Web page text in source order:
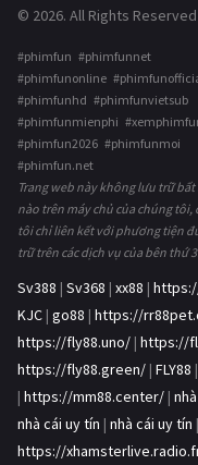
© 2026. All Rights Reserved
#phimfun #phimfunnet
#phimfunonline
#phimfunhd #phimfunvietsub
#phimfunmienphi
#phimfun2026 #phimfunmoi
#phimfun.net
Trang web này không lưu trữ bất
nào trên máy chủ của chúng tôi,
tôi chỉ liên kết với phương tiện
trữ trên các dịch vụ của bên thứ
Sv388 | Sv368 | xx88 |
KJC | go88 | https://
https://fly88.uno/ | https://
https://fly88.green/ | FLY88 |
| https://mm88.center/ |
nhà cái uy tín | nhà cái uy tín |
https://